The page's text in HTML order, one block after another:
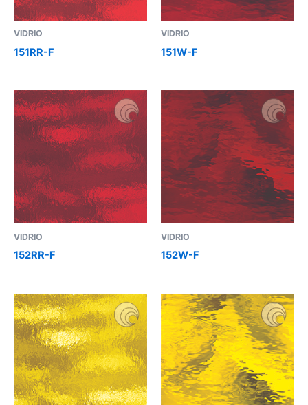
VIDRIO
151RR-F
VIDRIO
151W-F
VIDRIO
152RR-F
VIDRIO
152W-F